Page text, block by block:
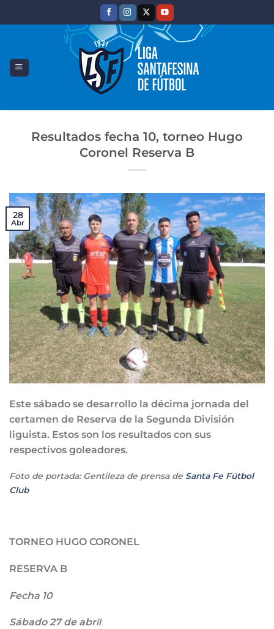
Resultados fecha 10, torneo Hugo
Coronel Reserva B
28
Abr
Este sábado se desarrollo la décima jornada del
certamen de Reserva de la Segunda División
liguista. Estos son los resultados con sus
respectivos goleadores.
Foto de portada: Gentileza de prensa de Santa Fe Fútbol
Club
TORNEO HUGO CORONEL
RESERVA B
Fecha 10
Sábado 27 de abril